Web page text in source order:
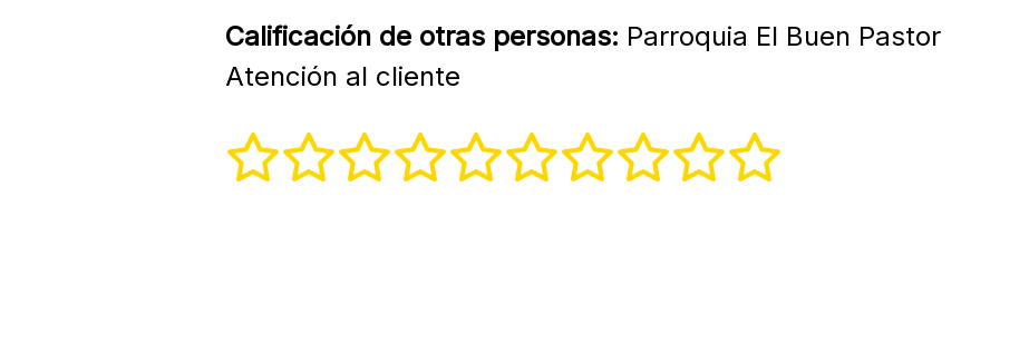
Calificación de otras personas: Parroquia El Buen Pastor
Atención al cliente